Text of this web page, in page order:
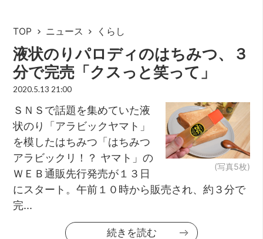
TOP ニュース くらし
液状のりパロディのはちみつ、３
分で完売「クスっと笑って」
2020.5.13 21:00
(写真5枚)
ＳＮＳで話題を集めていた液
状のり「アラビックヤマト」
を模したはちみつ「はちみつ
アラビックリ！？ ヤマト」の
ＷＥＢ通販先行発売が１３日
にスタート。午前１０時から販売され、約３分で
完...
続きを読む